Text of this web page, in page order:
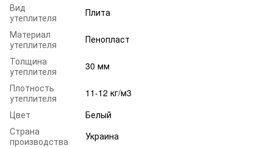
Вид
утеплителя
Плита
Материал
утеплителя
Пенопласт
Толщина
утеплителя
30 мм
Плотность
утеплителя
11-12 кг/м3
Цвет
Белый
Страна
производства
Украина